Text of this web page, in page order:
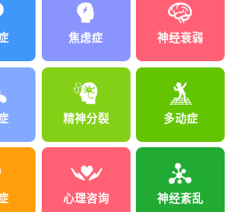
焦虑症 神经衰弱
精神分裂 多动症
心理咨询 神经紊乱